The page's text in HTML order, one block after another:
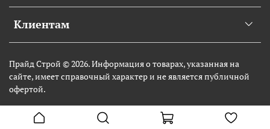
Клиентам
Прайд Строй © 2026. Информация о товарах, указанная на
сайте, имеет справочный характер и не является публичной
офертой.